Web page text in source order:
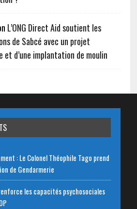
L’ONG Direct Aid soutient les
de Sabcé avec un projet
et d’une implantation de moulin
: Le Colonel Théophile Tago prend
de Gendarmerie
les capacités psychosociales